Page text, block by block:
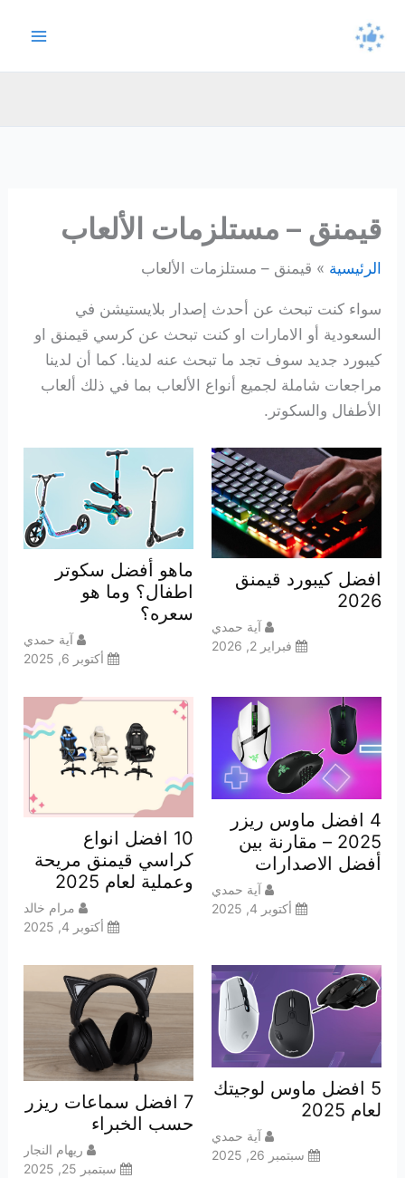
قيمنق – مستلزمات الألعاب
الرئيسية قيمنق – مستلزمات الألعاب
سواء كنت تبحث عن أحدث إصدار بلايستيشن في
السعودية أو الامارات او كنت تبحث عن كرسي قيمنق او
كيبورد جديد سوف تجد ما تبحث عنه لدينا. كما أن لدينا
مراجعات شاملة لجميع أنواع الألعاب بما في ذلك ألعاب
الأطفال والسكوتر.
افضل كيبورد قيمنق
2026
آية حمدي
فبراير 2, 2026
ماهو أفضل سكوتر
اطفال؟ وما هو
سعره؟
آية حمدي
أكتوبر 6, 2025
4 افضل ماوس ريزر
2025 – مقارنة بين
أفضل الاصدارات
آية حمدي
أكتوبر 4, 2025
10 افضل انواع
كراسي قيمنق مريحة
وعملية لعام 2025
مرام خالد
أكتوبر 4, 2025
5 افضل ماوس لوجيتك
لعام 2025
آية حمدي
سبتمبر 26, 2025
7 افضل سماعات ريزر
حسب الخبراء
ريهام النجار
سبتمبر 25, 2025